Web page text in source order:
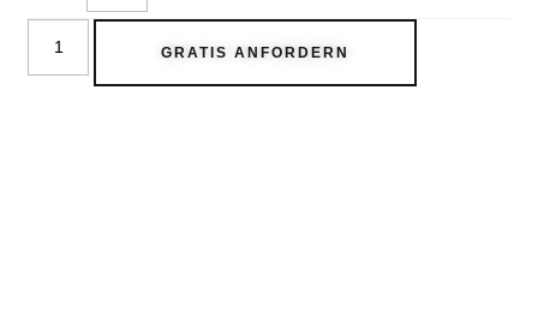
GRATIS ANFORDERN